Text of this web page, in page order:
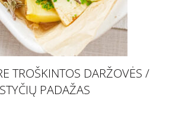
TROŠKINTOS DARŽOVĖS /
PADAŽAS